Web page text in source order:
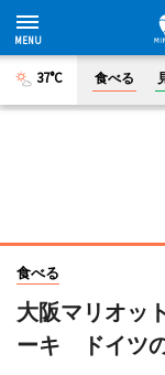
37°C 食べる
食べる
大阪マリオッ
ーキ ドイツ